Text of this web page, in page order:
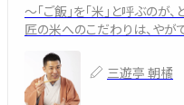
～「ご飯」を「米」と呼ぶの
匠の米へのこだわりは、やが
三遊亭 朝橘